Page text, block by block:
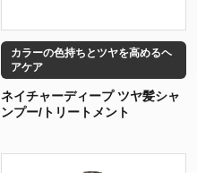
カラーの色持ちとツヤを高めるヘ
アケア
ネイチャーディープ ツヤ髪シャ
ンプー/トリートメント